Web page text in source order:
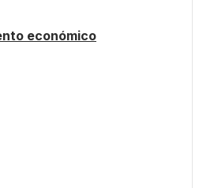
económico